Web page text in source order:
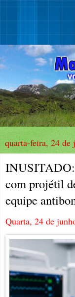
quarta-feira, 24 de
INUSITADO:
com projétil
equipe
Quarta, 24 de